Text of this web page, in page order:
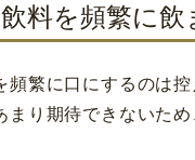
料を頻繁に
頻繁に口にするのは
まり期待できないた